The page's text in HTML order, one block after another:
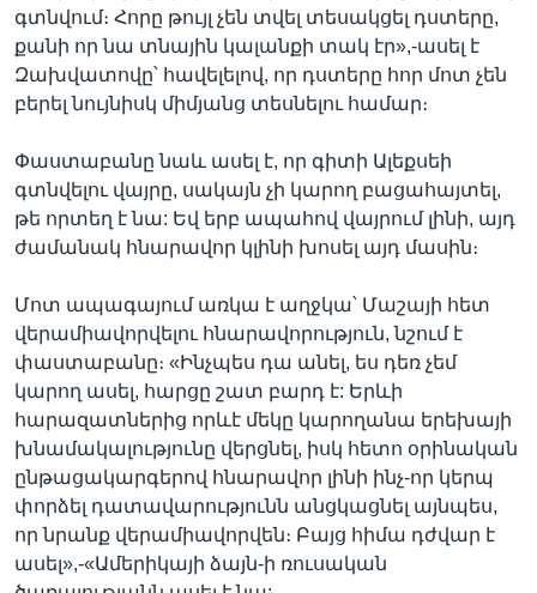
գտնվում։ Հորը թույլ չեն տվել տեսակցել դստերը,
քանի որ նա տնային կալանքի տակ էր»,-ասել է
Զախվատովը՝ հավելելով, որ դստերը հոր մոտ չեն
բերել նույնիսկ միմյանց տեսնելու համար։
Փաստաբանը նաև ասել է, որ գիտի Ալեքսեի
գտնվելու վայրը, սակայն չի կարող բացահայտել,
թե որտեղ է նա: Եվ երբ ապահով վայրում լինի, այդ
ժամանակ հնարավոր կլինի խոսել այդ մասին։
Մոտ ապագայում առկա է աղջկա՝ Մաշայի հետ
վերամիավորվելու հնարավորություն, նշում է
փաստաբանը։ «Ինչպես դա անել, ես դեռ չեմ
կարող ասել, հարցը շատ բարդ է: Երևի
հարազատներից որևէ մեկը կարողանա երեխայի
խնամակալությունը վերցնել, իսկ հետո օրինական
ընթացակարգերով հնարավոր լինի ինչ-որ կերպ
փորձել դատավարությունն անցկացնել այնպես,
որ նրանք վերամիավորվեն։ Բայց հիմա դժվար է
ասել»,-«Ամերիկայի ձայն-ի ռուսական